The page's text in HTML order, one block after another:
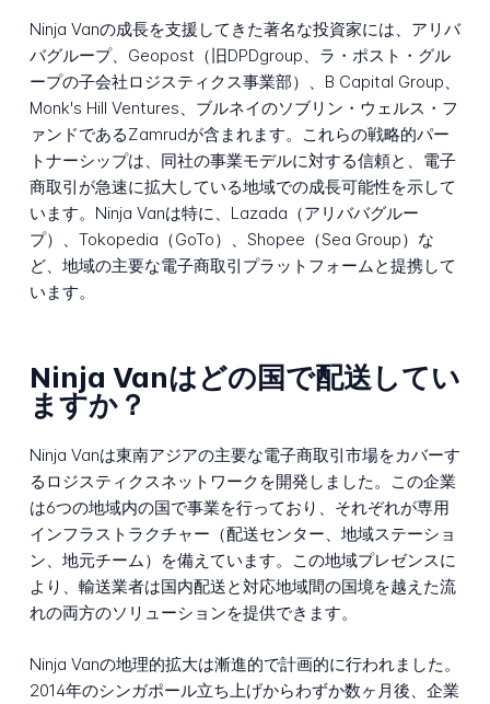
Ninja Vanの成長を支援してきた著名な投資家には、アリバ
バグループ、Geopost（旧DPDgroup、ラ・ポスト・グル
ープの子会社ロジスティクス事業部）、B Capital Group、
Monk's Hill Ventures、ブルネイのソブリン・ウェルス・フ
ァンドであるZamrudが含まれます。これらの戦略的パー
トナーシップは、同社の事業モデルに対する信頼と、電子
商取引が急速に拡大している地域での成長可能性を示して
います。Ninja Vanは特に、Lazada（アリババグルー
プ）、Tokopedia（GoTo）、Shopee（Sea Group）な
ど、地域の主要な電子商取引プラットフォームと提携して
います。
Ninja Vanはどの国で配送してい
ますか？
Ninja Vanは東南アジアの主要な電子商取引市場をカバーす
るロジスティクスネットワークを開発しました。この企業
は6つの地域内の国で事業を行っており、それぞれが専用
インフラストラクチャー（配送センター、地域ステーショ
ン、地元チーム）を備えています。この地域プレゼンスに
より、輸送業者は国内配送と対応地域間の国境を越えた流
れの両方のソリューションを提供できます。
Ninja Vanの地理的拡大は漸進的で計画的に行われました。
2014年のシンガポール立ち上げからわずか数ヶ月後、企業